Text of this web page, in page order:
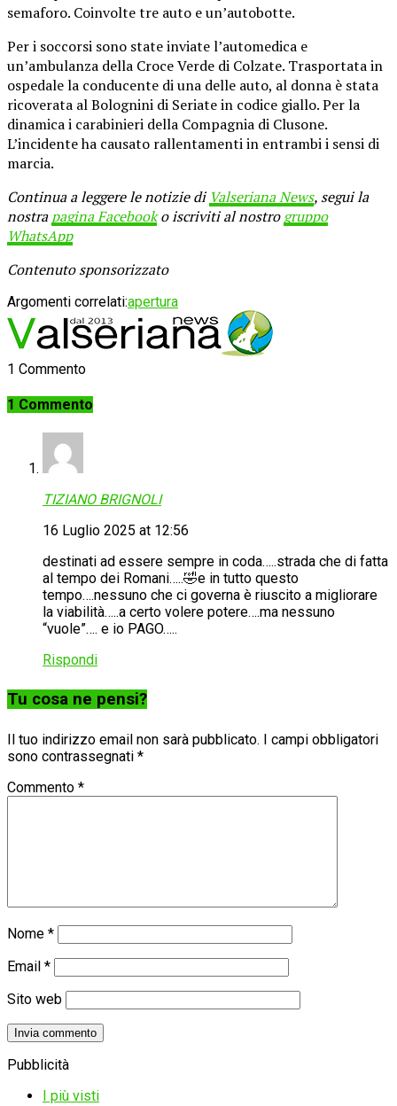
semaforo. Coinvolte tre auto e un’autobotte.
Per i soccorsi sono state inviate l’automedica e
un’ambulanza della Croce Verde di Colzate. Trasportata in
ospedale la conducente di una delle auto, al donna è stata
ricoverata al Bolognini di Seriate in codice giallo. Per la
dinamica i carabinieri della Compagnia di Clusone.
L’incidente ha causato rallentamenti in entrambi i sensi di
marcia.
Continua a leggere le notizie di Valseriana News, segui la
nostrapagina Facebooko iscriviti al nostrogruppo
WhatsApp
Contenuto sponsorizzato
Argomenti correlati:apertura
1 Commento
1 Commento
TIZIANO BRIGNOLI
16 Luglio 2025 at 12:56
destinati ad essere sempre in coda…..strada che di fatta
al tempo dei Romani…..🤣e in tutto questo
tempo….nessuno che ci governa è riuscito a migliorare
la viabilità…..a certo volere potere….ma nessuno
“vuole”…. e io PAGO…..
Rispondi
Tu cosa ne pensi?
Il tuo indirizzo email non sarà pubblicato.
I campi obbligatori
sono contrassegnati *
Commento *
Nome *
Email *
Sito web
Pubblicità
I più visti